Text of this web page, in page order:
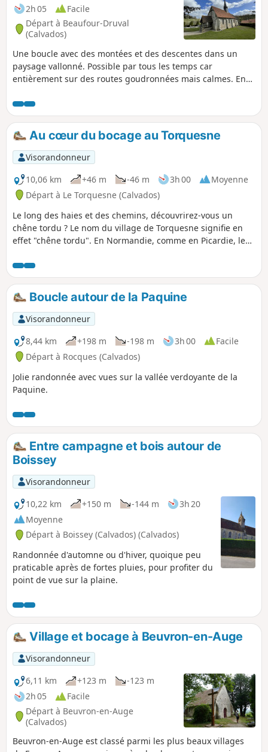
2h 05
Facile
Départ à Beaufour-Druval
(Calvados)
Une boucle avec des montées et des descentes dans un
paysage vallonné. Possible par tous les temps car
entièrement sur des routes goudronnées mais calmes. En
et trois églises, avec une mention spéciale pour celle de
Druval !
Au cœur du bocage au Torquesne
Visorandonneur
10,06 km
+46 m -46 m 3h 00
Moyenne
Départ à Le Torquesne (Calvados)
Le long des haies et des chemins, découvrirez-vous un
chêne tordu ? Le nom du village de Torquesne signifie en
effet "chêne tordu". En Normandie, comme en Picardie, le
d'où "Torquesne". En route ! A la recherche du chêne....
Boucle autour de la Paquine
Visorandonneur
8,44 km
+198 m -198 m 3h 00
Facile
Départ à Rocques (Calvados)
Jolie randonnée avec vues sur la vallée verdoyante de la
Paquine.
Entre campagne et bois autour de
Boissey
Visorandonneur
10,22 km
+150 m -144 m
3h 20
Moyenne
Départ à Boissey (Calvados) (Calvados)
Randonnée d'automne ou d'hiver, quoique peu
praticable après de fortes pluies, pour profiter du
point de vue sur la plaine.
Village et bocage à Beuvron-en-Auge
Visorandonneur
6,11 km
+123 m
-123 m
2h 05
Facile
Départ à Beuvron-en-Auge
(Calvados)
Beuvron-en-Auge est classé parmi les plus beaux villages